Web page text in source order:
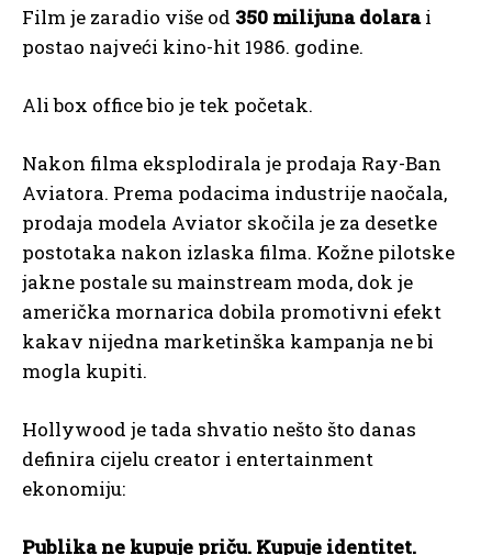
Film je zaradio više od 350 milijuna dolarai
postao najveći kino-hit 1986. godine.
Ali box office bio je tek početak.
Nakon filma eksplodirala je prodaja Ray-Ban
Aviatora. Prema podacima industrije naočala,
prodaja modela Aviator skočila je za desetke
postotaka nakon izlaska filma. Kožne pilotske
jakne postale su mainstream moda, dok je
američka mornarica dobila promotivni efekt
kakav nijedna marketinška kampanja ne bi
mogla kupiti.
Hollywood je tada shvatio nešto što danas
definira cijelu creator i entertainment
ekonomiju:
Publika ne kupuje priču. Kupuje identitet.